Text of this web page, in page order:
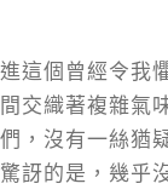
這個曾經令我
交織著複雜氣
，沒有一絲猶
訝的是，幾乎